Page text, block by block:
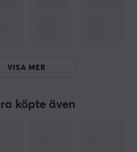
tysta, precisa knapptryck
har du allt du behöver för att
VISA MER
köpte även